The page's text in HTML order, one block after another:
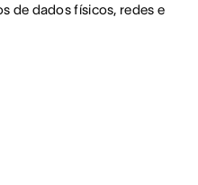
de dados físicos, redes e